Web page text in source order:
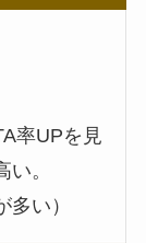
率UPを見
。
い）